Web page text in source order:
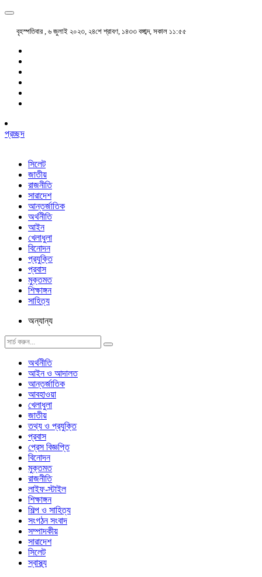
বৃহস্পতিবার , ৬ জুলাই ২০২৩, ২৪শে শ্রাবণ, ১৪৩৩ বঙ্গাব্দ, সকাল ১১:৫৫
প্রচ্ছদ
সিলেট
জাতীয়
রাজনীতি
সারাদেশ
আন্তর্জাতিক
অর্থনীতি
আইন
খেলাধুলা
বিনোদন
প্রযুক্তি
প্রবাস
মুক্তমত
শিক্ষাঙ্গন
সাহিত্য
অন্যান্য
অর্থনীতি
আইন ও আদালত
আন্তর্জাতিক
আবহাওয়া
খেলাধুলা
জাতীয়
তথ্য ও প্রযুক্তি
প্রবাস
প্রেস বিজ্ঞপ্তি
বিনোদন
মুক্তমত
রাজনীতি
লাইফ-স্টাইল
শিক্ষাঙ্গন
শিল্প ও সাহিত্য
সংগঠন সংবাদ
সম্পাদকীয়
সারাদেশ
সিলেট
স্বাস্থ্য